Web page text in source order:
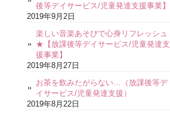
後等デイサービス/児童発達支援事業】
2019年9月2日
楽しい音楽あそびで心身リフレッシュ
★【放課後等デイサービス/児童発達支
援事業】
2019年8月27日
お茶を飲みたがらない…（放課後等デ
イサービス/児童発達支援）
2019年8月22日